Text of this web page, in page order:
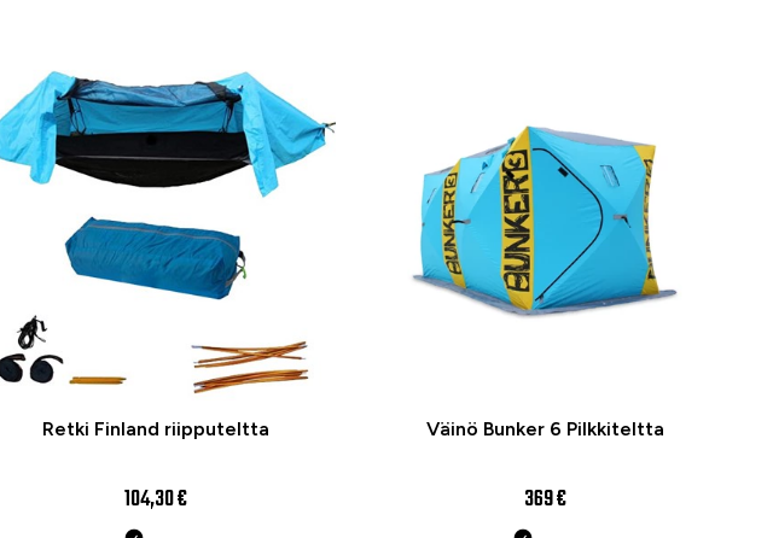
Retki Finland riipputeltta
104,30 €
Väinö Bunker 6 Pilkkiteltta
369 €